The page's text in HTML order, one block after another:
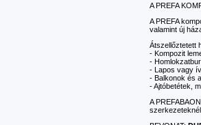
A PREFA
A PREFA
valamint új
Átszellőztetett
- Kompozit
-
- Lapos vagy
- Balkonok és
- Ajtóbetétek,
A